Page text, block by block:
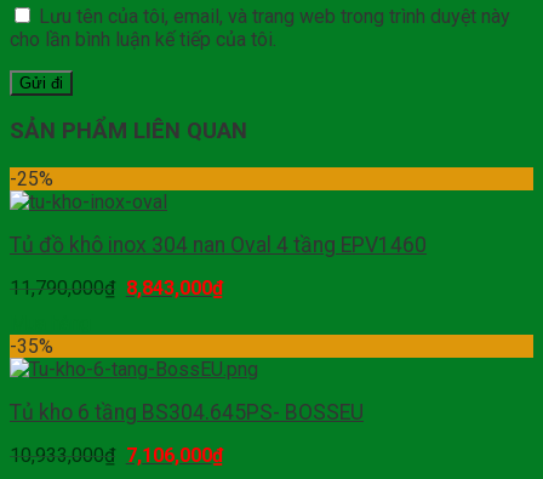
Lưu tên của tôi, email, và trang web trong trình duyệt này
cho lần bình luận kế tiếp của tôi.
SẢN PHẨM LIÊN QUAN
-25%
Tủ đồ khô inox 304 nan Oval 4 tầng EPV1460
11,790,000₫ 8,843,000₫
-35%
Tủ kho 6 tầng BS304.645PS- BOSSEU
10,933,000₫ 7,106,000₫